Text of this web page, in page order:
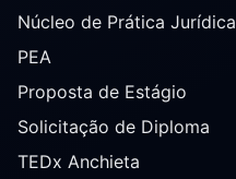
Núcleo de Prática Jurídica
PEA
Proposta de Estágio
Solicitação de Diploma
TEDx Anchieta